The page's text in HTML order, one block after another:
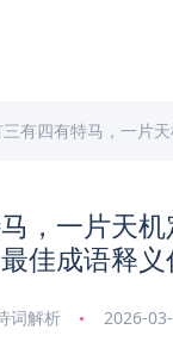
有四有特马，一片天机定虎狗指是代表
，一片天
佳成语释义
词解析 2026-